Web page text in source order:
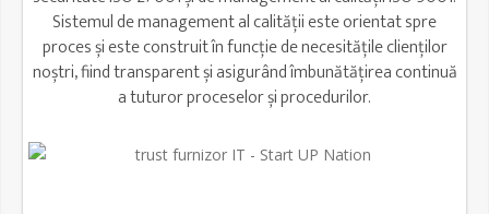
Sistemul de management al calității este orientat spre
proces și este construit în funcție de necesitățile clienților
noștri, fiind transparent și asigurând îmbunătățirea continuă
a tuturor proceselor și procedurilor.